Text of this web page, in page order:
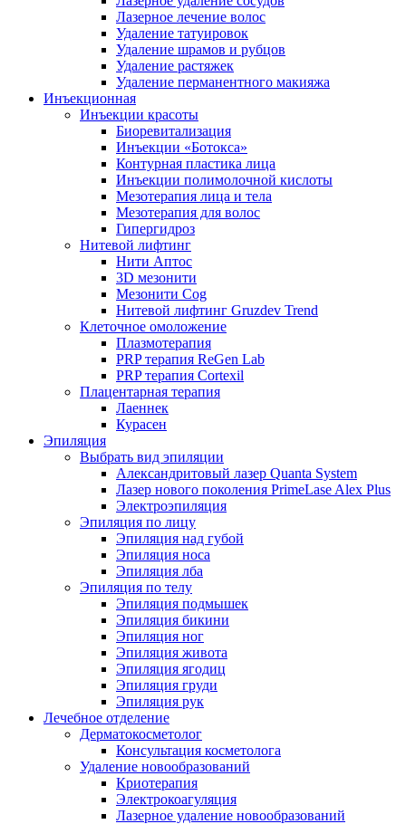
Лазерное лечение волос
Удаление татуировок
Удаление шрамов и рубцов
Удаление растяжек
Удаление перманентного макияжа
Инъекционная
Инъекции красоты
Биоревитализация
Инъекции «Ботокса»
Контурная пластика лица
Инъекции полимолочной кислоты
Мезотерапия лица и тела
Мезотерапия для волос
Гипергидроз
Нитевой лифтинг
Нити Аптос
3D мезонити
Мезонити Cog
Нитевой лифтинг Gruzdev Trend
Клеточное омоложение
Плазмотерапия
PRP терапия ReGen Lab
PRP терапия Cortexil
Плацентарная терапия
Лаеннек
Курасен
Эпиляция
Выбрать вид эпиляции
Александритовый лазер Quanta System
Лазер нового поколения PrimeLase Alex Plus
Электроэпиляция
Эпиляция по лицу
Эпиляция над губой
Эпиляция носа
Эпиляция лба
Эпиляция по телу
Эпиляция подмышек
Эпиляция бикини
Эпиляция ног
Эпиляция живота
Эпиляция ягодиц
Эпиляция груди
Эпиляция рук
Лечебное отделение
Дерматокосметолог
Консультация косметолога
Удаление новообразований
Криотерапия
Электрокоагуляция
Лазерное удаление новообразований